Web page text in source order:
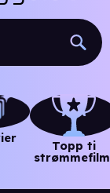
Topp ti